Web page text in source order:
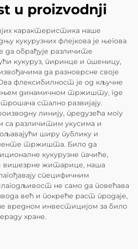
u proizvodnji
карактеристика наше
кукурузних флејкова је његова
обрађује различите
кукуруз, пиринце и пшеницу,
да разноврсне своје
флексибилност је од кључне
динамичном тржишту, где
стално развијају.
линију, предузећа могу
различитим укусима и
ширу публику и
тржишта. Било да
кукурузне пачиће,
вишезрне житарице, наша
специфичним
не само да повећава
већ и покреће раст продаје,
вредном инвестицијом за било
хране.